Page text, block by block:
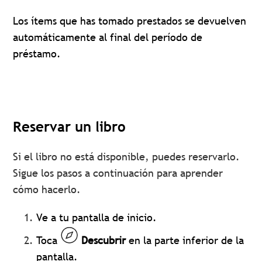
Los ítems que has tomado prestados se devuelven
automáticamente al final del período de
préstamo.
Reservar un libro
Si el libro no está disponible, puedes reservarlo.
Sigue los pasos a continuación para aprender
cómo hacerlo.
Ve a tu pantalla de inicio.
Toca
Descubriren la parte inferior de la
pantalla.